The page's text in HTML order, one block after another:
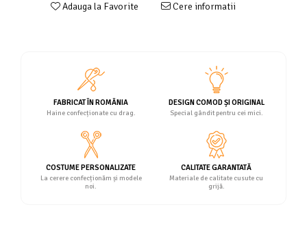
Adauga la Favorite Cere informatii
FABRICAT ÎN ROMÂNIA
Haine confecționate cu drag.
DESIGN COMOD ȘI ORIGINAL
Special gândit pentru cei mici.
COSTUME PERSONALIZATE
La cerere confecționăm și modele
noi.
CALITATE GARANTATĂ
Materiale de calitate cusute cu
grijă.